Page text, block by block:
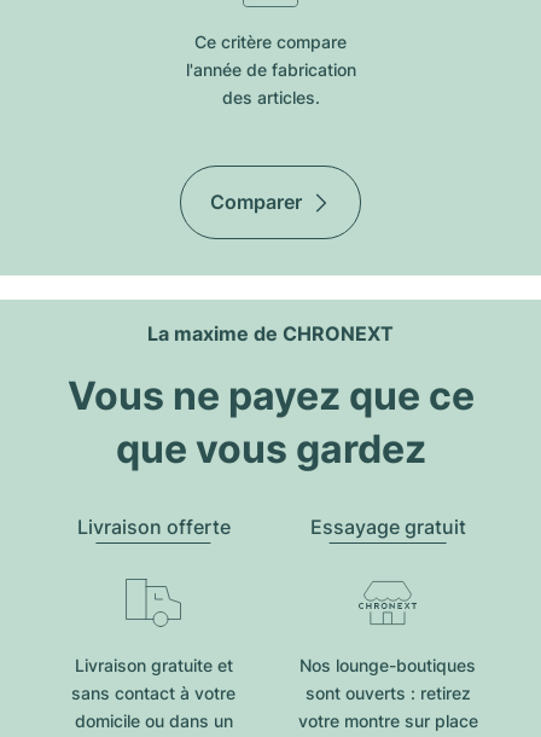
Ce critère compare
l'année de fabrication
des articles.
Comparer
La maxime de CHRONEXT
Vous ne payez que ce
que vous gardez
Livraison offerte
Livraison gratuite et
sans contact à votre
domicile ou dans un
Essayage gratuit
Nos lounge-boutiques
sont ouverts : retirez
votre montre sur place